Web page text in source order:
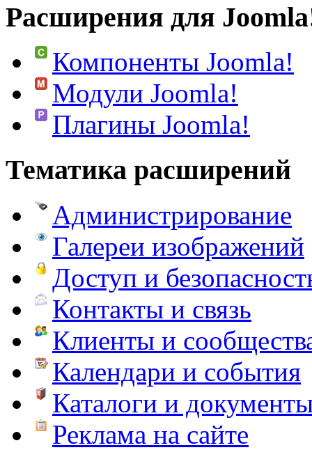
Расширения для
Компоненты Joomla!
Модули Joomla!
Плагины Joomla!
Тематика расширений
Администрирование
Галереи изображений
Доступ и
Контакты и связь
Клиенты и
Календари и события
Каталоги и
Реклама на сайте